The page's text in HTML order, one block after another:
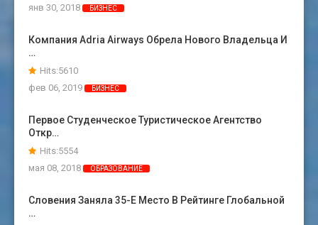
янв 30, 2018 БИЗНЕС
Компания Adria Airways Обрела Нового Владельца И
…
Hits:5610
фев 06, 2019
БИЗНЕС
Первое Студенческое Туристическое Агентство
Откр…
Hits:5554
мая 08, 2018
ОБРАЗОВАНИЕ
Словения Заняла 35-Е Место В Рейтинге Глобальной
…